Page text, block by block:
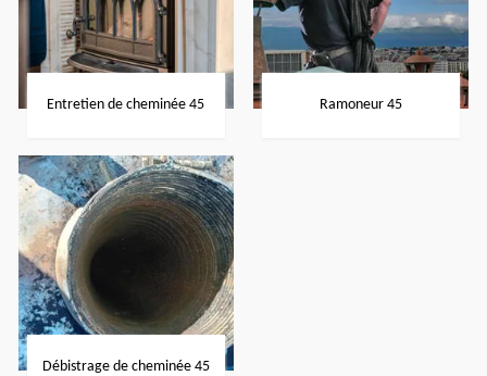
Entretien de cheminée 45 Ramoneur 45
Débistrage de cheminée 45